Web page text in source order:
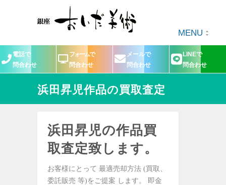
MENU
電話で
問合わせ
フォームで
問合わせ
メールで
問合わせ
LINEで
問合わせ
浜田昇児作品の買取査定
浜田昇児の作品買
取査定致します。
お客様にとって 最適売却方法 (買取、
委託販売 等)をご提案 します。 即金